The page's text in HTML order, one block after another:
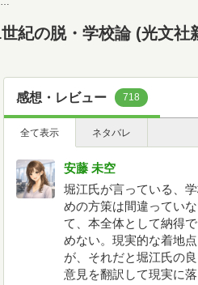
紀の脱・学校論 (光文社
感想・レビュー 718
全て表示 ネタバレ
安藤 未空
堀江氏が言っている、
めの方策は間違ってい
て、本全体として納得
めない。現実的な着地
が、それだと堀江氏の
意見を翻訳して現実に